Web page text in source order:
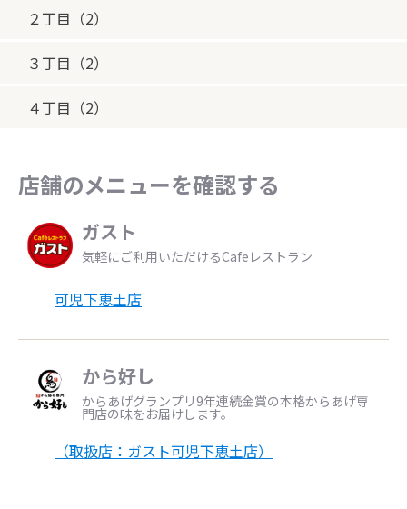
２丁目（2）
３丁目（2）
４丁目（2）
店舗のメニューを確認する
ガスト
気軽にご利用いただけるCafeレストラン
可児下恵土店
から好し
からあげグランプリ9年連続金賞の本格からあげ専
門店の味をお届けします。
（取扱店：ガスト可児下恵土店）